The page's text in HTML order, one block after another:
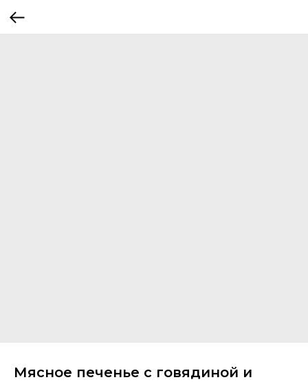
Мясное печенье с говядиной и